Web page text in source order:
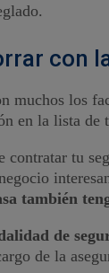
con
muchos los
en la lista de
contratar tu
también
de
de la